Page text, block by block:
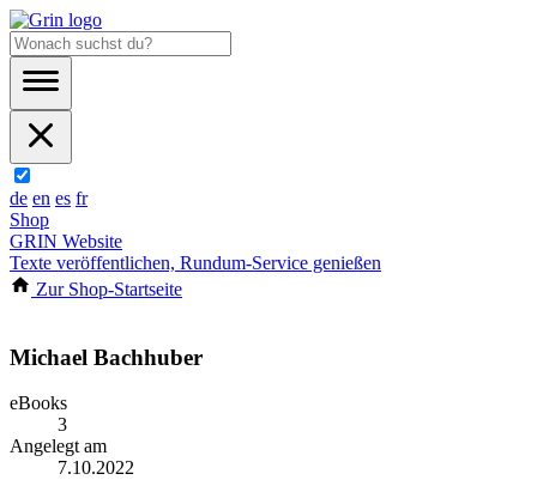
de en es fr
Shop
GRIN Website
Texte veröffentlichen, Rundum-Service genießen
Zur Shop-Startseite
Michael Bachhuber
eBooks
3
Angelegt am
7.10.2022